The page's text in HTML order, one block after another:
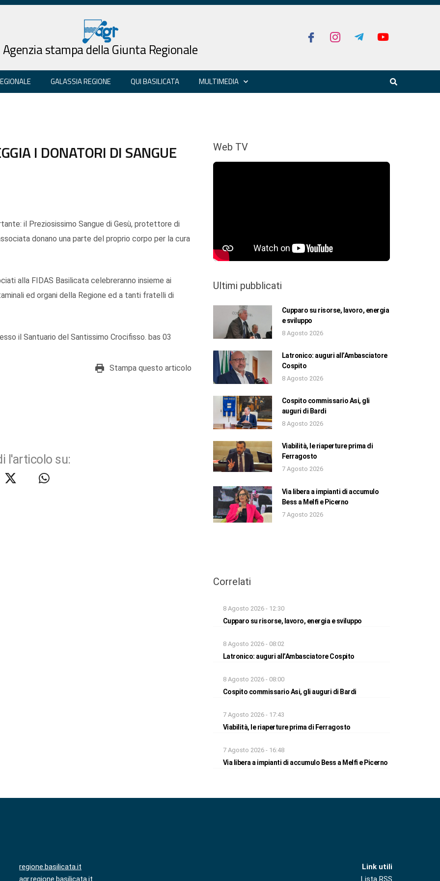
Agenzia stampa della Giunta Regionale
GALASSIA REGIONE QUI BASILICATA MULTIMEDIA
I DONATORI DI SANGUE
il Preziosissimo Sangue di Gesù, protettore di
donano una parte del proprio corpo per la cura
alla FIDAS Basilicata celebreranno insieme ai
ed organi della Regione ed a tanti fratelli di
il Santuario del Santissimo Crocifisso. bas 03
Stampa questo articolo
l'articolo su:
Web TV
Ultimi pubblicati
Cupparo su risorse, lavoro, energia
e sviluppo
8 Agosto 2026
Latronico: auguri all’Ambasciatore
Cospito
8 Agosto 2026
Cospito commissario Asi, gli
auguri di Bardi
8 Agosto 2026
Viabilità, le riaperture prima di
Ferragosto
7 Agosto 2026
Via libera a impianti di accumulo
Bess a Melfi e Picerno
7 Agosto 2026
Correlati
8 Agosto 2026 - 12:30
Cupparo su risorse, lavoro, energia e sviluppo
8 Agosto 2026 - 08:02
Latronico: auguri all’Ambasciatore Cospito
8 Agosto 2026 - 08:00
Cospito commissario Asi, gli auguri di Bardi
7 Agosto 2026 - 17:43
Viabilità, le riaperture prima di Ferragosto
7 Agosto 2026 - 16:48
Via libera a impianti di accumulo Bess a Melfi e Picerno
regione.basilicata.it
agr.regione.basilicata.it
Link utili
Lista RSS